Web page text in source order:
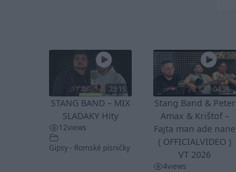
23:15
STANG BAND – MIX
SLADAKY Hity
12views
Gipsy - Romské písničky
04:26
Stang Band & Peter
Amax & Krištof –
Fajta man ade nane
( OFFICIALVIDEO )
VT 2026
4views